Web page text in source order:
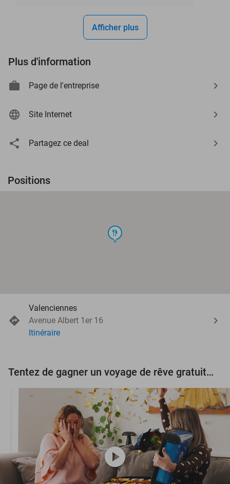
Afficher plus
Plus d'information
Page de l'entreprise
Site Internet
Partagez ce deal
Positions
food
Valenciennes
Avenue Albert 1er 16
Itinéraire
Tentez de gagner un voyage de rêve gratuit d'une valeur de 3.000 € !
play_circle